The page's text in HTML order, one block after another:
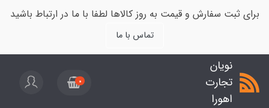
برای ثبت سفارش و قیمت به روز کالاها لطفا با ما در ارتباط باشید
تماس با ما
نویان
تجارت
اهورا
0